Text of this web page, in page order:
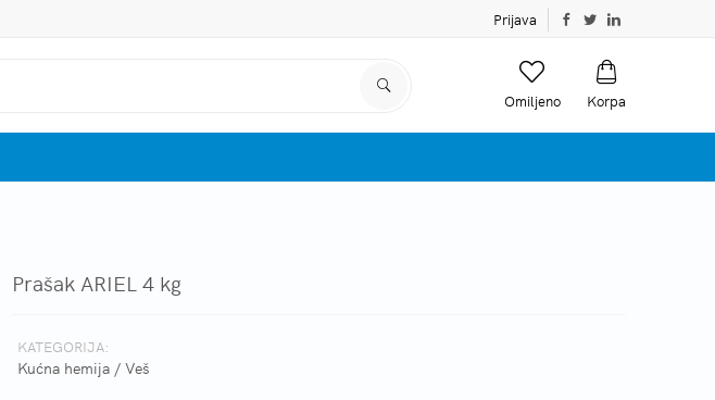
Prijava
Omiljeno Korpa
Prašak ARIEL 4 kg
KATEGORIJA:
Kućna hemija / Veš